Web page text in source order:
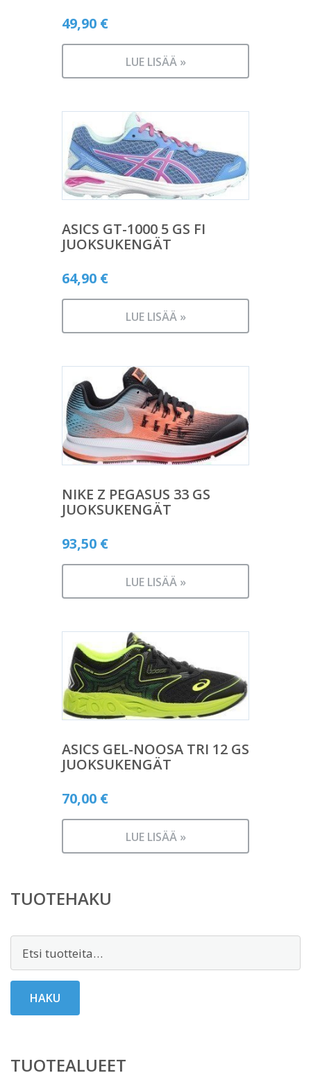
49,90 €
LUE LISÄÄ »
ASICS GT-1000 5 GS FI
JUOKSUKENGÄT
64,90 €
LUE LISÄÄ »
NIKE Z PEGASUS 33 GS
JUOKSUKENGÄT
93,50 €
LUE LISÄÄ »
ASICS GEL-NOOSA TRI 12 GS
JUOKSUKENGÄT
70,00 €
LUE LISÄÄ »
TUOTEHAKU
HAKU
TUOTEALUEET